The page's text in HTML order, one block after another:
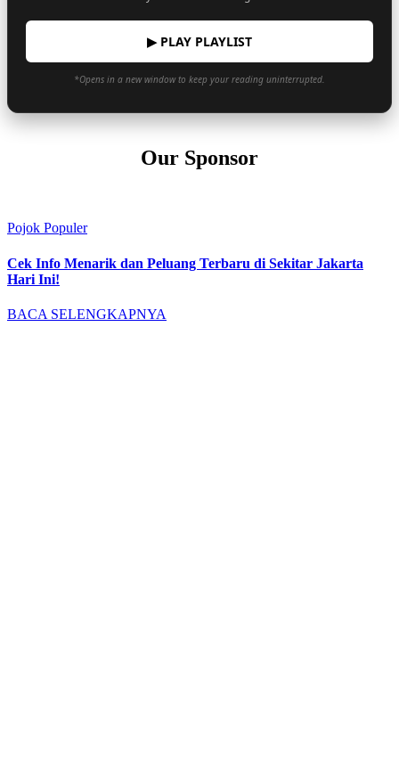
▶ PLAY PLAYLIST
*Opens in a new window to keep your reading uninterrupted.
Our Sponsor
Pojok Populer
Cek Info Menarik dan Peluang Terbaru di Sekitar Jakarta
Hari Ini!
BACA SELENGKAPNYA